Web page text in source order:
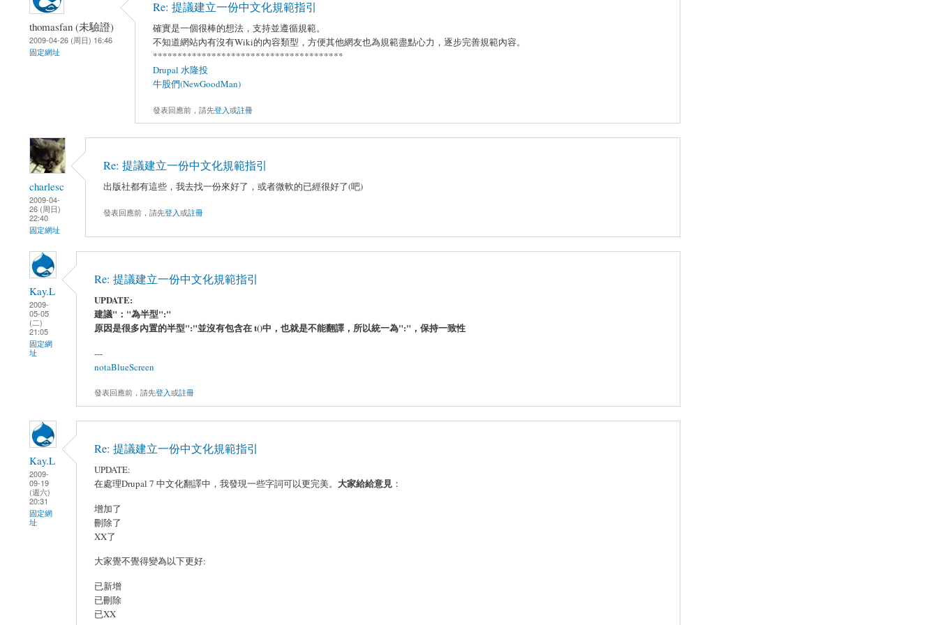
thomasfan (未驗證)
2009-04-26 (周日) 16:46
固定網址
Re: 提議建立一份中文化規範指引
確實是一個很棒的想法，支持並遵循規範。
不知道網站內有沒有Wiki的內容類型，方便其他網友也為規範盡點心力，逐步完善規範內容。
***************************************
Drupal 水隆投
牛股們(NewGoodMan)
發表回應前，請先登入或註冊
charlesc
2009-04-
26 (周日)
22:40
固定網址
Re: 提議建立一份中文化規範指引
出版社都有這些，我去找一份來好了，或者微軟的已經很好了(吧)
發表回應前，請先登入或註冊
Kay.L
2009-
05-05
(二)
21:05
固定網
址
Re: 提議建立一份中文化規範指引
UPDATE:
建議"："為半型":"
原因是很多內置的半型":"並沒有包含在 t()中，也就是不能翻譯，所以統一為":"，保持一致性
---
notaBlueScreen
發表回應前，請先登入或註冊
Kay.L
2009-
09-19
(週六)
20:31
固定網
址
Re: 提議建立一份中文化規範指引
UPDATE:
在處理Drupal 7 中文化翻譯中，我發現一些字詞可以更完美。 大家給給意見 ：
增加了
刪除了
XX了
大家覺不覺得變為以下更好:
已新增
已刪除
已XX